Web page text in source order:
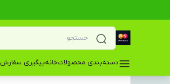
دسته‌بندی محصولاتخانهپیگیری سفارش